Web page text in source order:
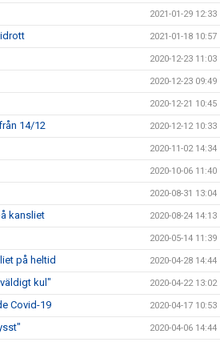
2021-01-29 12:33
2021-01-18 10:57
2020-12-23 11:03
2020-12-23 09:49
2020-12-21 10:45
14/12 2020-12-12 10:33
2020-11-02 14:34
2020-10-06 11:40
2020-08-31 13:04
kansliet 2020-08-24 14:13
2020-05-14 11:39
på heltid 2020-04-28 14:44
kul" 2020-04-22 13:02
Covid-19 2020-04-17 10:53
2020-04-06 14:44